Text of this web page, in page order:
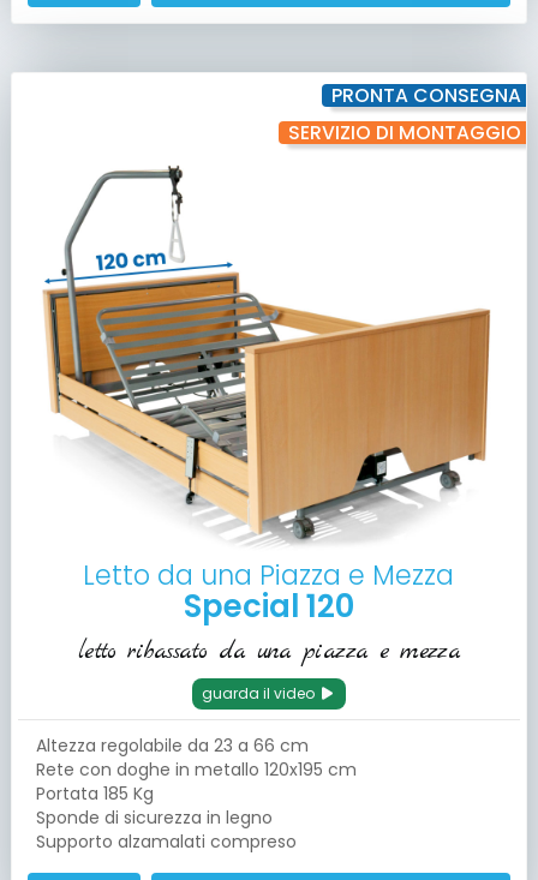
PRONTA CONSEGNA
SERVIZIO DI MONTAGGIO
Letto da una Piazza e Mezza
Special 120
letto ribassato da una piazza e mezza
guarda il video
Altezza regolabile da 23 a 66 cm
Rete con doghe in metallo 120x195 cm
Portata 185 Kg
Sponde di sicurezza in legno
Supporto alzamalati compreso